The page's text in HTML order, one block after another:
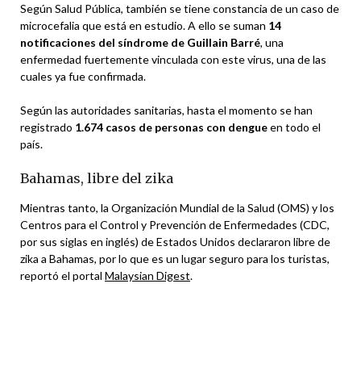
Según Salud Pública, también se tiene constancia de un caso de
microcefalia que está en estudio. A ello se suman 14
notificaciones del síndrome de Guillain Barré, una
enfermedad fuertemente vinculada con este virus, una de las
cuales ya fue confirmada.
Según las autoridades sanitarias, hasta el momento se han
registrado 1.674 casos de personas con dengueen todo el
país.
Bahamas, libre del zika
Mientras tanto, la Organización Mundial de la Salud (OMS) y los
Centros para el Control y Prevención de Enfermedades (CDC,
por sus siglas en inglés) de Estados Unidos declararon libre de
zika a Bahamas, por lo que es un lugar seguro para los turistas,
reportó el portal Malaysian Digest.